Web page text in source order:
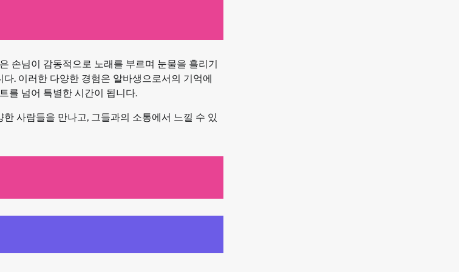
손님이 감동적으로 노래를 부르며 눈물을 흘리기
. 이러한 다양한 경험은 알바생으로서의 기억에
를 넘어 특별한 시간이 됩니다.
사람들을 만나고, 그들과의 소통에서 느낄 수 있